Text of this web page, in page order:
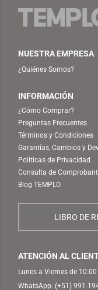
NUESTRA EMPRESA
¿Quiénes Somos?
INFORMACIÓN
¿Cómo Comprar?
Preguntas Frecuentes
Términos y Condiciones
Garantías, Cambios y
Políticas de Privacidad
Consulta de
Blog TEMPLO
LIBRO DE
ATENCIÓN AL
Lunes a Viernes de
WhatsApp: (+51) 991